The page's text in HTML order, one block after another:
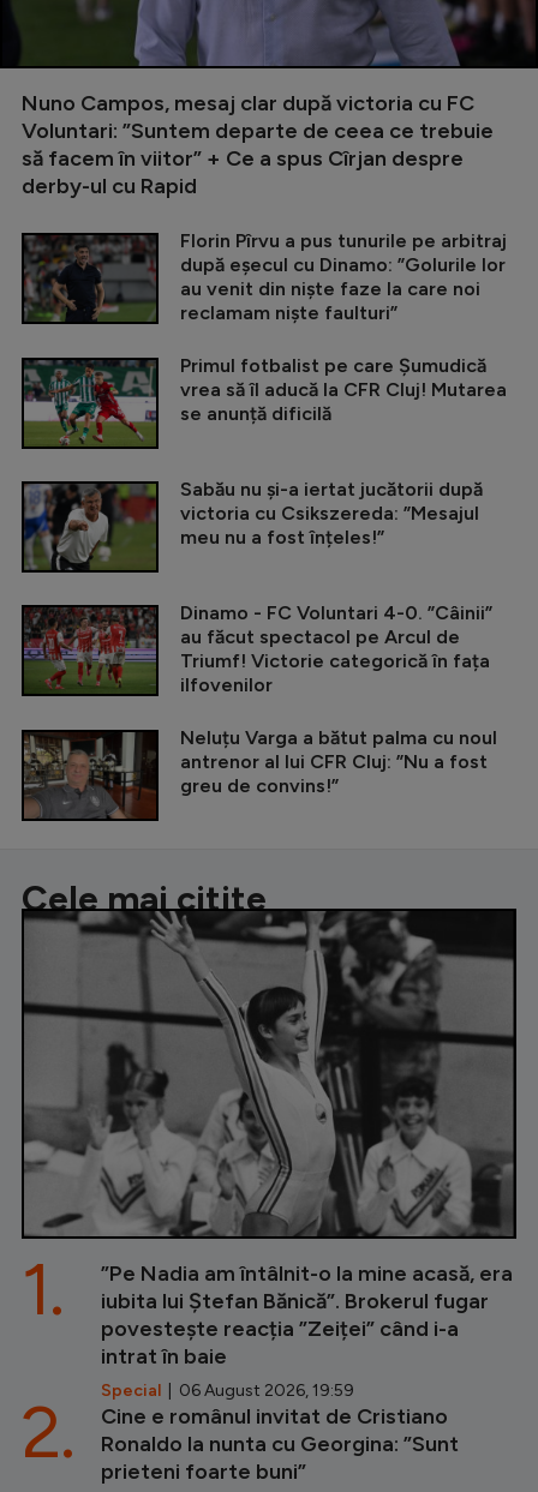
Nuno Campos, mesaj clar după victoria cu FC
Voluntari: ”Suntem departe de ceea ce trebuie
să facem în viitor” + Ce a spus Cîrjan despre
derby-ul cu Rapid
Florin Pîrvu a pus tunurile pe arbitraj
după eșecul cu Dinamo: ”Golurile lor
au venit din niște faze la care noi
reclamam niște faulturi”
Primul fotbalist pe care Șumudică
vrea să îl aducă la CFR Cluj! Mutarea
se anunță dificilă
Sabău nu și-a iertat jucătorii după
victoria cu Csikszereda: ”Mesajul
meu nu a fost înțeles!”
Dinamo - FC Voluntari 4-0. ”Câinii”
au făcut spectacol pe Arcul de
Triumf! Victorie categorică în fața
ilfovenilor
Neluțu Varga a bătut palma cu noul
antrenor al lui CFR Cluj: ”Nu a fost
greu de convins!”
Cele mai citite
”Pe Nadia am întâlnit-o la mine acasă, era
iubita lui Ștefan Bănică”. Brokerul fugar
povestește reacția ”Zeiței” când i-a
intrat în baie
Special | 06 August 2026, 19:59
1.
Cine e românul invitat de Cristiano
Ronaldo la nunta cu Georgina: ”Sunt
prieteni foarte buni”
2.